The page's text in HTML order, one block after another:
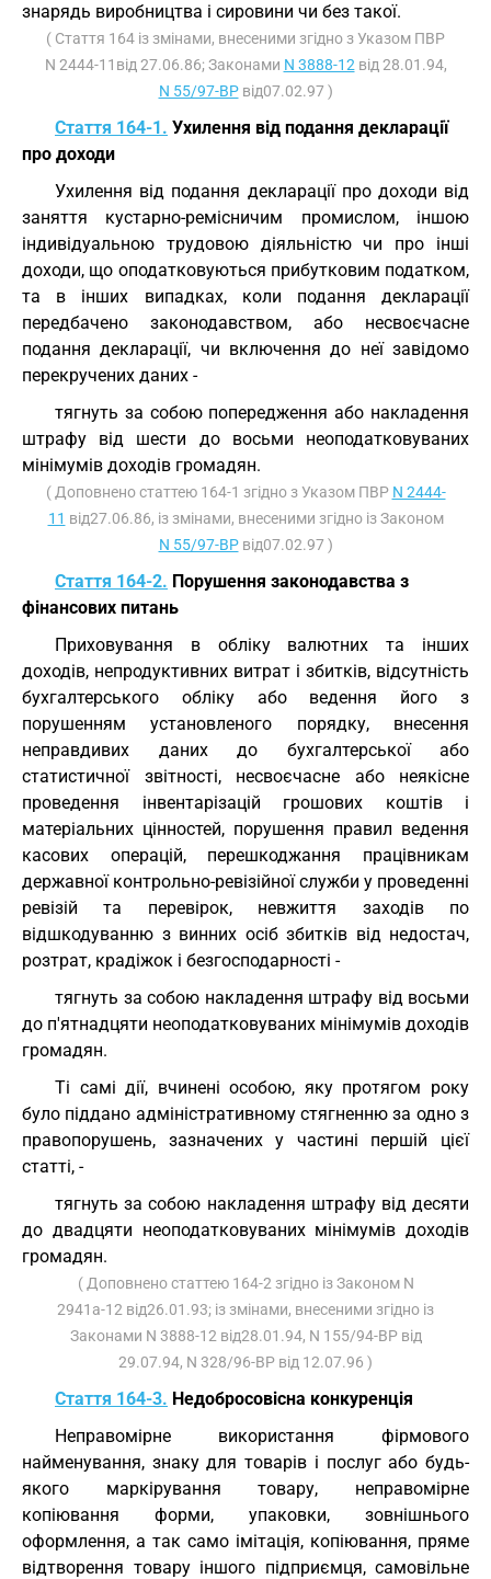
знарядь виробництва і сировини чи без такої.
( Стаття 164 із змінами, внесеними згідно з Указом ПВР
N 2444-11від 27.06.86; Законами N 3888-12 від 28.01.94,
N 55/97-ВРвід07.02.97 )
Стаття 164-1. Ухилення від подання декларації
про доходи
Ухилення від подання декларації про доходи від
заняття кустарно-ремісничим промислом, іншою
індивідуальною трудовою діяльністю чи про інші
доходи, що оподатковуються прибутковим податком,
та в інших випадках, коли подання декларації
передбачено законодавством, або несвоєчасне
подання декларації, чи включення до неї завідомо
перекручених даних -
тягнуть за собою попередження або накладення
штрафу від шести до восьми неоподатковуваних
мінімумів доходів громадян.
( Доповнено статтею 164-1 згідно з Указом ПВР N 2444-
11 від27.06.86, із змінами, внесеними згідно із Законом
N 55/97-ВРвід07.02.97 )
Стаття 164-2. Порушення законодавства з
фінансових питань
Приховування в обліку валютних та інших
доходів, непродуктивних витрат і збитків, відсутність
бухгалтерського обліку або ведення його з
порушенням установленого порядку, внесення
неправдивих даних до бухгалтерської або
статистичної звітності, несвоєчасне або неякісне
проведення інвентарізацій грошових коштів і
матеріальних цінностей, порушення правил ведення
касових операцій, перешкоджання працівникам
державної контрольно-ревізійної служби у проведенні
ревізій та перевірок, невжиття заходів по
відшкодуванню з винних осіб збитків від недостач,
розтрат, крадіжок і безгосподарності -
тягнуть за собою накладення штрафу від восьми
до п'ятнадцяти неоподатковуваних мінімумів доходів
громадян.
Ті самі дії, вчинені особою, яку протягом року
було піддано адміністративному стягненню за одно з
правопорушень, зазначених у частині першій цієї
статті, -
тягнуть за собою накладення штрафу від десяти
до двадцяти неоподатковуваних мінімумів доходів
громадян.
( Доповнено статтею 164-2 згідно із Законом N
2941а-12 від26.01.93; із змінами, внесеними згідно із
Законами N 3888-12 від28.01.94, N 155/94-ВР від
29.07.94, N 328/96-ВР від 12.07.96 )
Стаття 164-3. Недобросовісна конкуренція
Неправомірне використання фірмового
найменування, знаку для товарів і послуг або будь-
якого маркірування товару, неправомірне
копіювання форми, упаковки, зовнішнього
оформлення, а так само імітація, копіювання, пряме
відтворення товару іншого підприємця, самовільне